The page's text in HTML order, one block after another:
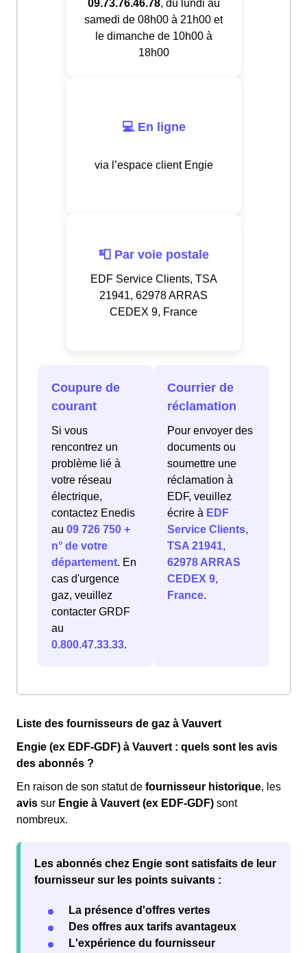
09.73.76.46.78, du lundi au
samedi de 08h00 à 21h00 et
le dimanche de 10h00 à
18h00
💻 En ligne
via l’espace client Engie
📮 Par voie postale
EDF Service Clients, TSA
21941, 62978 ARRAS
CEDEX 9, France
Coupure de
courant
Si vous
rencontrez un
problème lié à
votre réseau
électrique,
contactez Enedis
au 09 726 750 +
n° de votre
département. En
cas d'urgence
gaz, veuillez
contacter GRDF
au
0.800.47.33.33.
Courrier de
réclamation
Pour envoyer des
documents ou
soumettre une
réclamation à
EDF, veuillez
écrire à EDF
Service Clients,
TSA 21941,
62978 ARRAS
CEDEX 9,
France.
Liste des fournisseurs de gaz à Vauvert
Engie (ex EDF-GDF) à Vauvert : quels sont les avis
des abonnés ?
En raison de son statut de fournisseur historique, les
avis sur Engie à Vauvert (ex EDF-GDF) sont
nombreux.
Les abonnés chez Engie sont satisfaits de leur
fournisseur sur les points suivants :
La présence d'offres vertes
Des offres aux tarifs avantageux
L'expérience du fournisseur